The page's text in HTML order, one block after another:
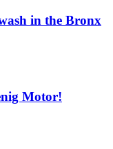
in the Bronx
Motor!